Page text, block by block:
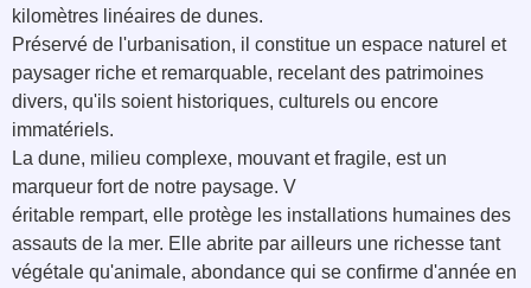
kilomètres linéaires de dunes.
Préservé de l'urbanisation, il constitue un espace naturel et
paysager riche et remarquable, recelant des patrimoines
divers, qu'ils soient historiques, culturels ou encore
immatériels.
La dune, milieu complexe, mouvant et fragile, est un
marqueur fort de notre paysage. V
éritable rempart, elle protège les installations humaines des
assauts de la mer. Elle abrite par ailleurs une richesse tant
végétale qu'animale, abondance qui se confirme d'année en